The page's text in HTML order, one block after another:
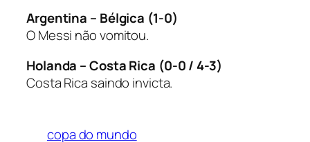
Argentina – Bélgica (1-0)
O Messi não vomitou.
Holanda – Costa Rica (0-0 / 4-3)
Costa Rica saindo invicta.
copa do mundo